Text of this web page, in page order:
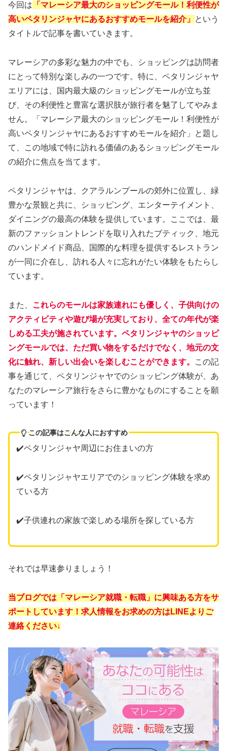
今回は 「マレーシア最大のショッピングモール！利便性が
高いペタリンジャヤにあるおすすめモールを紹介」 という
タイトルで記事を書いていきます。
マレーシアの多彩な魅力の中でも、ショッピングは訪問者
にとって特別な楽しみの一つです。特に、ペタリンジャヤ
エリアには、国内最大級のショッピングモールが立ち並
び、その利便性と豊富な選択肢が旅行者を魅了してやみま
せん。「マレーシア最大のショッピングモール！利便性が
高いペタリンジャヤにあるおすすめモールを紹介」と題し
て、この地域で特に訪れる価値のあるショッピングモール
の紹介に焦点を当てます。
ペタリンジャヤは、クアラルンプールの郊外に位置し、緑
豊かな景観と共に、ショッピング、エンターテイメント、
ダイニングの最高の体験を提供しています。ここでは、最
新のファッショントレンドを取り入れたブティック、地元
のハンドメイド商品、国際的な料理を提供するレストラン
が一同に介在し、訪れる人々に忘れがたい体験をもたらし
ています。
また、 これらのモールは家族連れにも優しく、子供向けの
アクティビティや遊び場が充実しており、全ての年代が楽
しめる工夫が施されています。ペタリンジャヤのショッピ
ングモールでは、ただ買い物をするだけでなく、地元の文
化に触れ、新しい出会いを楽しむことができます。
この記
事を通じて、ペタリンジャヤでのショッピング体験が、あ
なたのマレーシア旅行をさらに豊かなものにすることを願
っています！
この記事はこんな人におすすめ
✔️ペタリンジャヤ周辺にお住まいの方
✔️ペタリンジャヤエリアでのショッピング体験を求め
ている方
✔️子供連れの家族で楽しめる場所を探している方
それでは早速参りましょう！
当ブログでは「マレーシア就職・転職」に興味ある方をサ
ポートしています！求人情報をお求めの方はLINEよりご
連絡ください↓